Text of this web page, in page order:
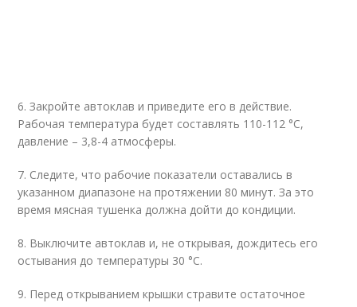
6. Закройте автоклав и приведите его в действие.
Рабочая температура будет составлять 110-112 °С,
давление – 3,8-4 атмосферы.
7. Следите, что рабочие показатели оставались в
указанном диапазоне на протяжении 80 минут. За это
время мясная тушенка должна дойти до кондиции.
8. Выключите автоклав и, не открывая, дождитесь его
остывания до температуры 30 °С.
9. Перед открыванием крышки стравите остаточное